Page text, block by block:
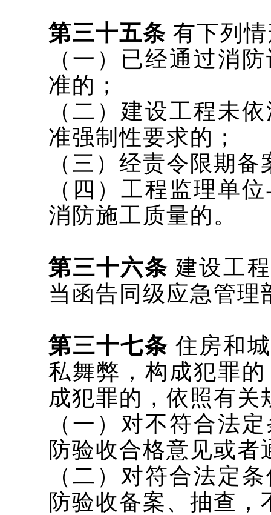
第三十五条 有下列
（一）已经通过消
准的；
（二）建设工程未
准强制性要求的；
（三）经责令限期
（四）工程监理单
消防施工质量的。
第三十六条 建设工
当函告同级应急管理
第三十七条 住房和
私舞弊，构成犯罪
成犯罪的，依照有关
（一）对不符合法
防验收合格意见或
（二）对符合法定
防验收备案、抽查